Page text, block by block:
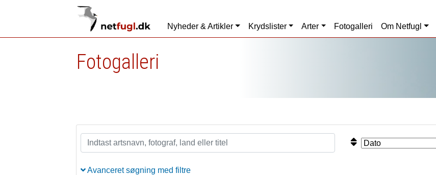
Nyheder & Artikler Krydslister Arter Fotogalleri Om Netfugl
Fotogalleri
Avanceret søgning med filtre